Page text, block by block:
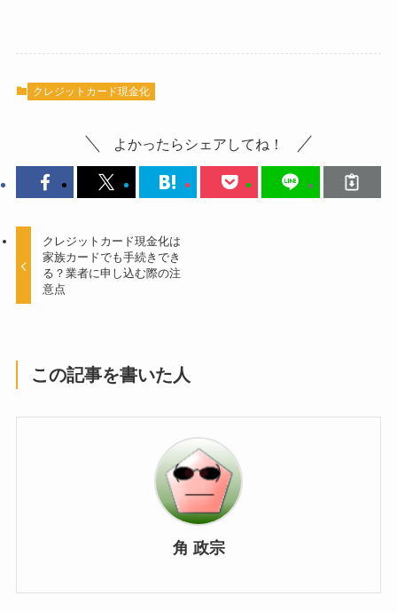
クレジットカード現金化
よかったらシェアしてね！
クレジットカード現金化は
家族カードでも手続きでき
る？業者に申し込む際の注
意点
この記事を書いた人
角 政宗